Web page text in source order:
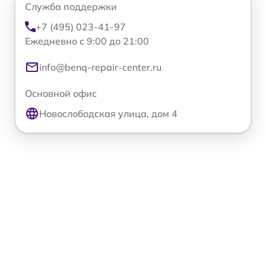
Служба поддержки
+7 (495) 023-41-97
Ежедневно с 9:00 до 21:00
info@benq-repair-center.ru
Основной офис
Новослободская улица, дом 4